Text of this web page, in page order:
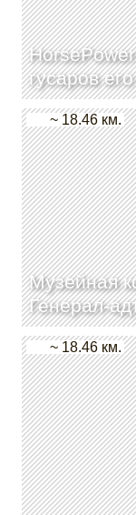
гусаров
Музейная
Генерал-
~ 18.46 км.
~ 18.46 км.